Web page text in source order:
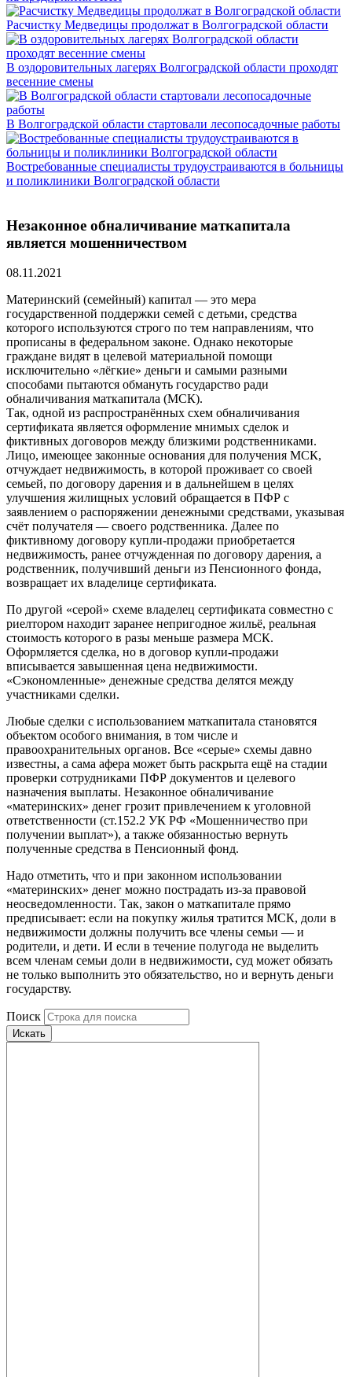
Расчистку Медведицы продолжат в Волгоградской области
В оздоровительных лагерях Волгоградской области проходят
весенние смены
В Волгоградской области стартовали лесопосадочные работы
Востребованные специалисты трудоустраиваются в больницы
и поликлиники Волгоградской области
Незаконное обналичивание маткапитала
является мошенничеством
08.11.2021
Материнский (семейный) капитал — это мера
государственной поддержки семей с детьми, средства
которого используются строго по тем направлениям, что
прописаны в федеральном законе. Однако некоторые
граждане видят в целевой материальной помощи
исключительно «лёгкие» деньги и самыми разными
способами пытаются обмануть государство ради
обналичивания маткапитала (МСК).
Так, одной из распространённых схем обналичивания
сертификата является оформление мнимых сделок и
фиктивных договоров между близкими родственниками.
Лицо, имеющее законные основания для получения МСК,
отчуждает недвижимость, в которой проживает со своей
семьей, по договору дарения и в дальнейшем в целях
улучшения жилищных условий обращается в ПФР с
заявлением о распоряжении денежными средствами, указывая
счёт получателя — своего родственника. Далее по
фиктивному договору купли-продажи приобретается
недвижимость, ранее отчужденная по договору дарения, а
родственник, получивший деньги из Пенсионного фонда,
возвращает их владелице сертификата.
По другой «серой» схеме владелец сертификата совместно с
риелтором находит заранее непригодное жильё, реальная
стоимость которого в разы меньше размера МСК.
Оформляется сделка, но в договор купли-продажи
вписывается завышенная цена недвижимости.
«Сэкономленные» денежные средства делятся между
участниками сделки.
Любые сделки с использованием маткапитала становятся
объектом особого внимания, в том числе и
правоохранительных органов. Все «серые» схемы давно
известны, а сама афера может быть раскрыта ещё на стадии
проверки сотрудниками ПФР документов и целевого
назначения выплаты. Незаконное обналичивание
«материнских» денег грозит привлечением к уголовной
ответственности (ст.152.2 УК РФ «Мошенничество при
получении выплат»), а также обязанностью вернуть
полученные средства в Пенсионный фонд.
Надо отметить, что и при законном использовании
«материнских» денег можно пострадать из-за правовой
неосведомленности. Так, закон о маткапитале прямо
предписывает: если на покупку жилья тратится МСК, доли в
недвижимости должны получить все члены семьи — и
родители, и дети. И если в течение полугода не выделить
всем членам семьи доли в недвижимости, суд может обязать
не только выполнить это обязательство, но и вернуть деньги
государству.
Поиск
Искать